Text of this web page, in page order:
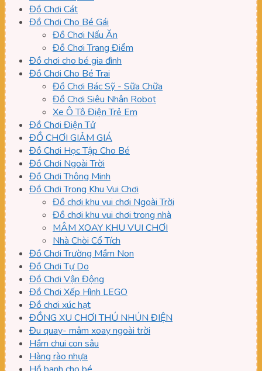
Đồ Chơi Cát
Đồ Chơi Cho Bé Gái
Đồ Chơi Nấu Ăn
Đồ Chơi Trang Điểm
Đồ chơi cho bé gia đình
Đồ Chơi Cho Bé Trai
Đồ Chơi Bác Sỹ - Sữa Chữa
Đồ Chơi Siêu Nhân Robot
Xe Ô Tô Điện Trẻ Em
Đồ Chơi Điện Tử
ĐỒ CHƠI GIẢM GIÁ
Đồ Chơi Học Tập Cho Bé
Đồ Chơi Ngoài Trời
Đồ Chơi Thông Minh
Đồ Chơi Trong Khu Vui Chơi
Đồ chơi khu vui chơi Ngoài Trời
Đồ chơi khu vui chơi trong nhà
MÂM XOAY KHU VUI CHƠI
Nhà Chòi Cổ Tích
Đồ Chơi Trường Mầm Non
Đồ Chơi Tự Do
Đồ Chơi Vận Động
Đồ Chơi Xếp Hình LEGO
Đồ chơi xúc hạt
ĐỒNG XU CHƠI THÚ NHÚN ĐIỆN
Đu quay- mâm xoay ngoài trời
Hầm chui con sâu
Hàng rào nhựa